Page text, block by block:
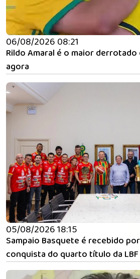
06/08/2026 08:21
Rildo Amaral é o maior
agora
05/08/2026 18:15
Sampaio Basquete é recebido
conquista do quarto título da LBF